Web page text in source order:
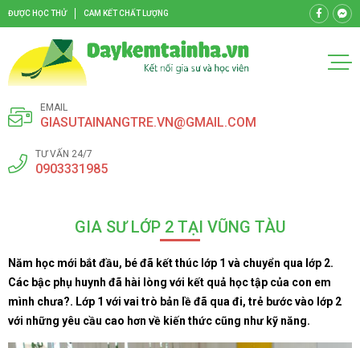
ĐƯỢC HỌC THỬ CAM KẾT CHẤT LƯỢNG
EMAIL
GIASUTAINANGTRE.VN@GMAIL.COM
TƯ VẤN 24/7
0903331985
GIA SƯ LỚP 2 TẠI VŨNG TÀU
Năm học mới bắt đầu, bé đã kết thúc lớp 1 và chuyển qua lớp 2.
Các bậc phụ huynh đã hài lòng với kết quả học tập của con em
mình chưa?. Lớp 1 với vai trò bản lề đã qua đi, trẻ bước vào lớp 2
với những yêu cầu cao hơn về kiến thức cũng như kỹ năng.